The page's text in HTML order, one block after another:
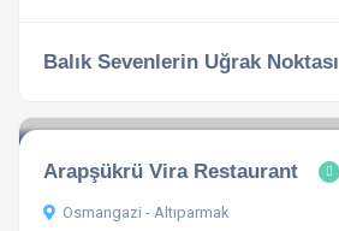
Balık Sevenlerin Uğrak Noktası
Arapşükrü Vira Restaurant
Osmangazi - Altıparmak